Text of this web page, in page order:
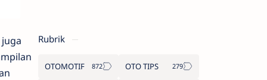
Rubrik
OTOMOTIF OTO TIPS